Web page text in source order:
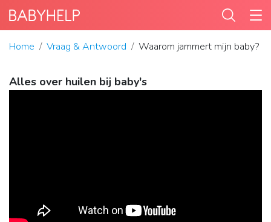
Home Vraag & Antwoord Waarom jammert mijn baby?
Alles over huilen bij baby's